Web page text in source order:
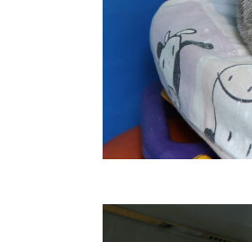
มาตรฐานกำหนดตำแหน่ง
VDO Present
ประกาศแผนการจัดซื้อจัดจ้าง
ประกาศแผนการจัดหาพัสดุ